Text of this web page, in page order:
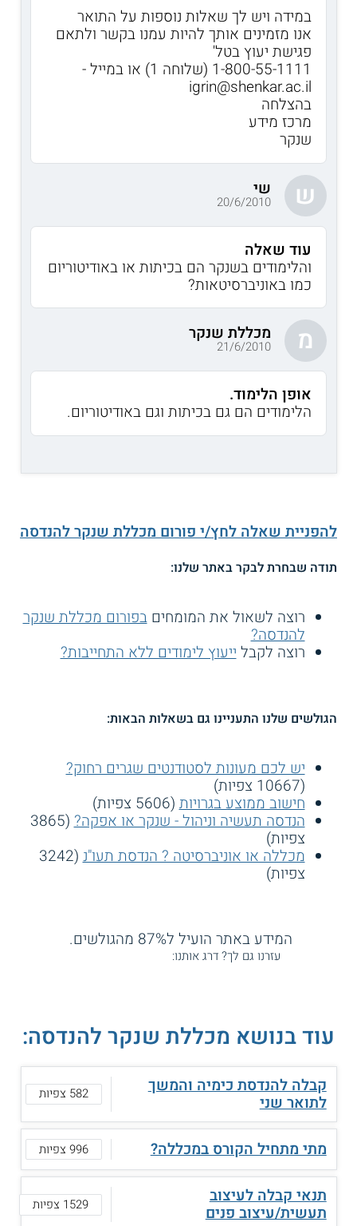
במידה ויש לך שאלות נוספות על התואר
אנו מזמינים אותך להיות עמנו בקשר ולתאם
פגישת יעוץ בטל'
1-800-55-1111 (שלוחה 1) או במייל -
igrin@shenkar.ac.il
בהצלחה
מרכז מידע
שנקר
ש שי
20/6/2010
עוד שאלה
והלימודים בשנקר הם בכיתות או באודיטוריום
כמו באוניברסיטאות?
מ מכללת שנקר
21/6/2010
אופן הלימוד.
הלימודים הם גם בכיתות וגם באודיטוריום.
להפניית שאלה לחץ/י פורום מכללת שנקר להנדסה
תודה שבחרת לבקר באתר שלנו:
רוצה לשאול את המומחיםבפורום מכללת שנקר
להנדסה?
רוצה לקבלייעוץ לימודים ללא התחייבות?
הגולשים שלנו התעניינו גם בשאלות הבאות:
יש לכם מעונות לסטודנטים שגרים רחוק?
(10667 צפיות)
חישוב ממוצע בגרויות(5606 צפיות)
הנדסה תעשיה וניהול - שנקר או אפקה? (3865
צפיות)
מכללה או אוניברסיטה ? הנדסת תעו"נ (3242
צפיות)
המידע באתר הועיל ל87% מהגולשים.
עזרנו גם לך? דרג אותנו:
עוד בנושא מכללת שנקר להנדסה:
קבלה להנדסת כימיה והמשך
לתואר שני 582 צפיות
מתי מתחיל הקורס במכללה? 996 צפיות
תנאי קבלה לעיצוב
תעשית/עיצוב פנים 1529 צפיות